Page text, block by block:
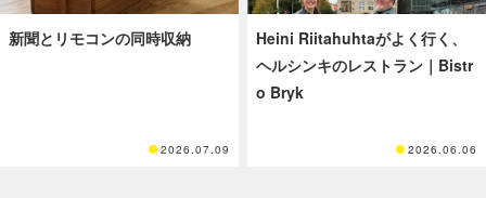
新聞とリモコンの同時収納
2026.07.09
Heini Riitahuhtaがよく行く、
ヘルシンキのレストラン｜Bistr
o Bryk
2026.06.06